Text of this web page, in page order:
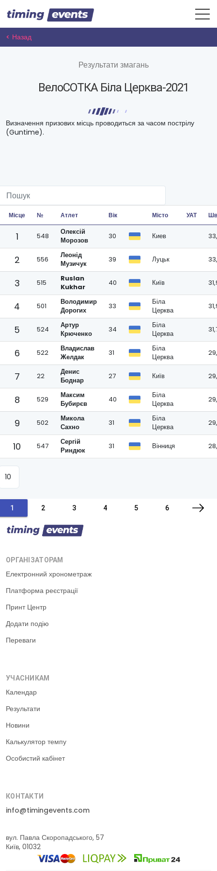
< Назад
Результати змагань
ВелоСОТКА Біла Церква-2021
Визначення призових місць проводиться за часом пострілу
(Guntime).
Місце № Атлет Вік Місто УАТ
1 548
Олексій
Морозов
30 Киев
2 556
Леонід
Музичук
39 Луцьк
3 515
Ruslan
Kukhar
40 Київ
4 501
Володимир
Дорогих
33
Біла
Церква
5 524
Артур
Крюченко
34
Біла
Церква
6 522
Владислав
Желдак
31
Біла
Церква
7 22
Денис
Боднар
27 Київ
8 529
Максим
Бубирєв
40
Біла
Церква
9 502
Микола
Сахно
31
Біла
Церква
10 547
Сергій
Риндюк
31 Вінниця
1 2 3 4 5 6
ОРГАНІЗАТОРАМ
Електронний хронометраж
Платформа реєстрації
Принт Центр
Додати подію
Переваги
УЧАСНИКАМ
Календар
Результати
Новини
Калькулятор темпу
Особистий кабінет
КОНТАКТИ
info@timingevents.com
вул. Павла Скоропадського, 57
Київ, 01032